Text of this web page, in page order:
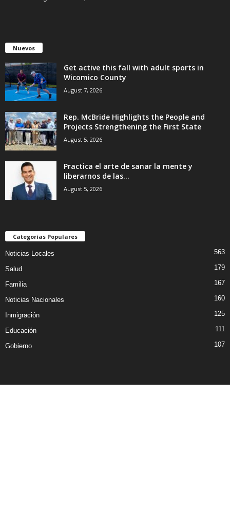
Nuevos
Get active this fall with adult sports in
Wicomico County
August 7, 2026
Rep. McBride Highlights the People and
Projects Strengthening the First State
August 5, 2026
Practica el arte de sanar la mente y
liberarnos de las...
August 5, 2026
Categorías Populares
Noticias Locales 563
Salud 179
Familia 167
Noticias Nacionales 160
Inmigración 125
Educación 111
Gobierno 107